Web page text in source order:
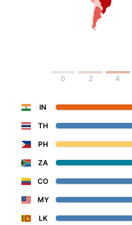
0 2 4
IN
TH
PH
ZA
CO
MY
LK